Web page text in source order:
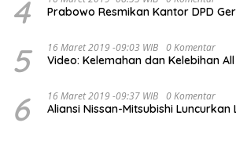
4 Prabowo Resmikan Kantor DPD
5 16 Maret 2019 -09:03 WIB 0 Komentar
Video: Kelemahan dan Kelebihan
6 16 Maret 2019 -09:37 WIB 0 Komentar
Aliansi Nissan-Mitsubishi Luncurkan